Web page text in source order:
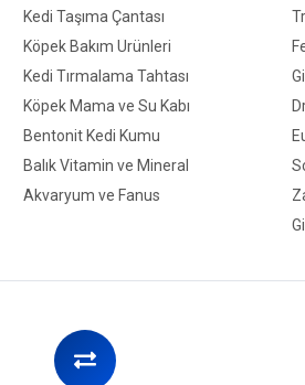
Kedi Taşıma Çantası
Köpek Bakım Ürünleri
Kedi Tırmalama Tahtası
Köpek Mama ve Su Kabı
Bentonit Kedi Kumu
Balık Vitamin ve Mineral
Akvaryum ve Fanus